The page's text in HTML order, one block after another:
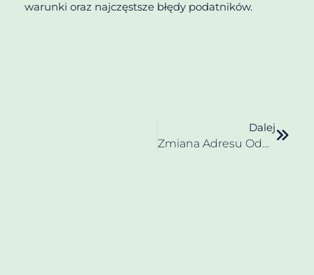
warunki oraz najczęstsze błędy podatników.
Dalej
Zmiana Adresu Oddziału Biura W Warszawie – Łopuszańska 55